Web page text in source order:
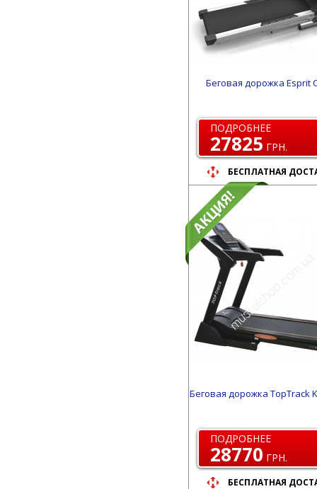
Беговая дорожка Esprit
ПОДРОБНЕЕ
27825 ГРН.
БЕСПЛАТНАЯ
Беговая дорожка TopTrack
ПОДРОБНЕЕ
28770 ГРН.
БЕСПЛАТНАЯ